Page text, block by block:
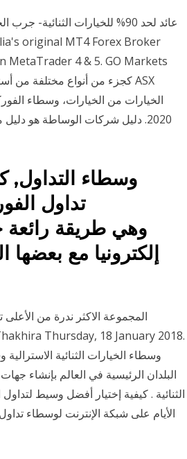
عائد لحد 90% للخيارات
MetaTrader 4 & 5. GO Markets
الخيارات من الخيارات، وسطاء
2020. دليل شركات الوساطة هو
وسطاء التداول,
تداول
إلكترونيا مع
المجموعة الاكثر ندرة من
وسطاء الخيارات الثنائية
البلدان الرئيسية في العالم بإنشاء
الثنائية . كيفية إختيار أفضل وسيط
الأيام على شبكة الإنترنت لوسطاء